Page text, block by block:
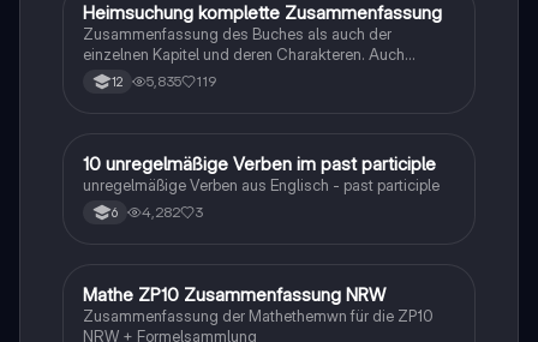
Deutsch
Heimsuchung komplette Zusammenfassung
Zusammenfassung des Buches als auch der
einzelnen Kapitel und deren Charakteren. Auch
tabellarisch. Im Unterricht ohne KI erstellt
12 5,835 119
1 Englisch
10 unregelmäßige Verben im past participle
unregelmäßige Verben aus Englisch - past participle
6 4,282 3
Mathe
Mathe ZP10 Zusammenfassung NRW
Zusammenfassung der Mathethemwn für die ZP10
NRW + Formelsammlung